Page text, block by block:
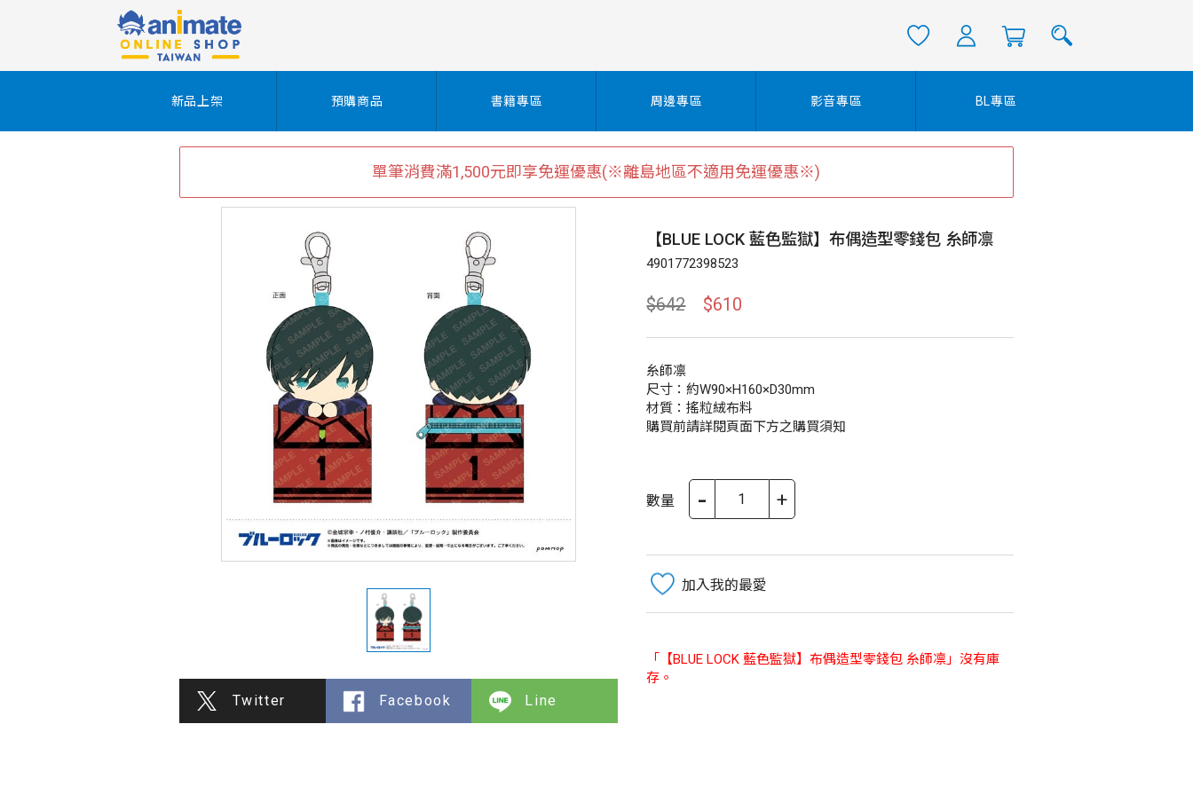
新品上架 預購商品 書籍專區 周邊專區 影音專區 BL專區
單筆消費滿1,500元即享免運優惠(※離島地區不適用免運優惠※)
Twitter Facebook Line
【BLUE LOCK 藍色監獄】布偶造型零錢包 糸師凛
4901772398523
$642 $610
糸師凛
尺寸：約W90×H160×D30mm
材質：搖粒絨布料
購買前請詳閱頁面下方之購買須知
數量 - +
加入我的最愛
「【BLUE LOCK 藍色監獄】布偶造型零錢包 糸師凛」沒有庫
存。